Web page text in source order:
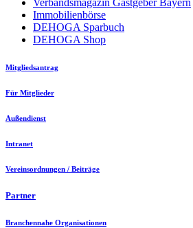
Immobilienbörse
DEHOGA Sparbuch
DEHOGA Shop
Mitgliedsantrag
Für Mitglieder
Außendienst
Intranet
Vereinsordnungen / Beiträge
Partner
Branchennahe Organisationen